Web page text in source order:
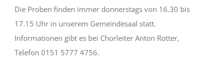
Die Proben finden immer donnerstags von 16.30 bis
17.15 Uhr in unserem Gemeindesaal statt.
Informationen gibt es bei Chorleiter Anton Rotter,
Telefon 0151 5777 4756.